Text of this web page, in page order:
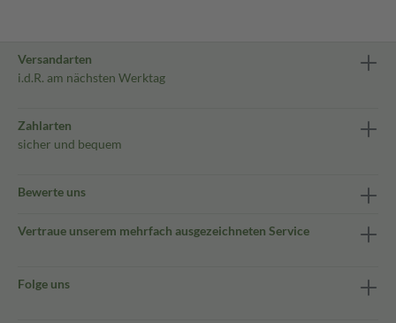
Versandarten
i.d.R. am nächsten Werktag
Zahlarten
sicher und bequem
Bewerte uns
Vertraue unserem mehrfach ausgezeichneten Service
Folge uns